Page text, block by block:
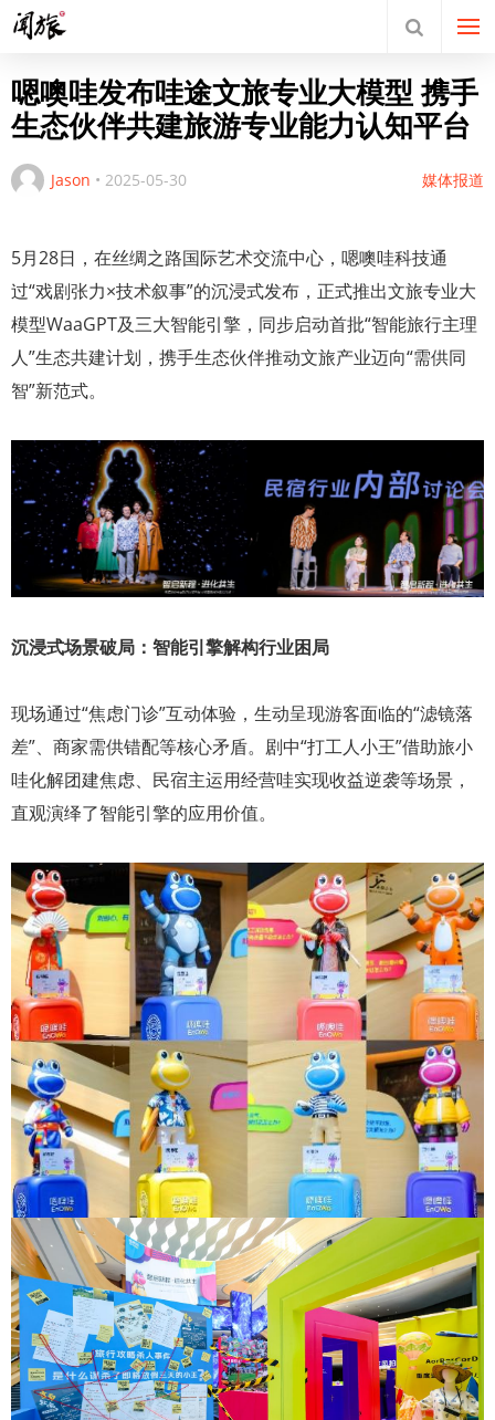
嗯噢哇发布哇途文旅专业大模型 携手
生态伙伴共建旅游专业能力认知平台
Jason • 2025-05-30 媒体报道
5月28日，在丝绸之路国际艺术交流中心，嗯噢哇科技通
过“戏剧张力×技术叙事”的沉浸式发布，正式推出文旅专业大
模型WaaGPT及三大智能引擎，同步启动首批“智能旅行主理
人”生态共建计划，携手生态伙伴推动文旅产业迈向“需供同
智”新范式。
沉浸式场景破局：智能引擎解构行业困局
现场通过“焦虑门诊”互动体验，生动呈现游客面临的“滤镜落
差”、商家需供错配等核心矛盾。剧中“打工人小王”借助旅小
哇化解团建焦虑、民宿主运用经营哇实现收益逆袭等场景，
直观演绎了智能引擎的应用价值。